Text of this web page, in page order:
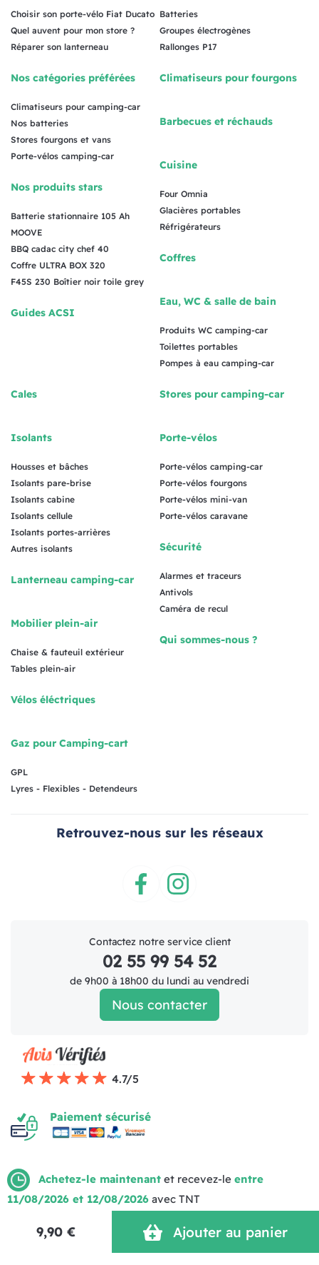
Achetez-le maintenant et recevez-le entre
11/08/2026 et 12/08/2026 avec TNT
9,90 € Ajouter au panier
Choisir son porte-vélo Fiat Ducato
Quel auvent pour mon store ?
Réparer son lanterneau
Nos catégories préférées
Climatiseurs pour camping-car
Nos batteries
Stores fourgons et vans
Porte-vélos camping-car
Nos produits stars
Batterie stationnaire 105 Ah
MOOVE
BBQ cadac city chef 40
Coffre ULTRA BOX 320
F45S 230 Boîtier noir toile grey
Guides ACSI
Batteries
Groupes électrogènes
Rallonges P17
Climatiseurs pour fourgons
Barbecues et réchauds
Cuisine
Four Omnia
Glacières portables
Réfrigérateurs
Coffres
Eau, WC & salle de bain
Produits WC camping-car
Toilettes portables
Pompes à eau camping-car
Cales
Isolants
Housses et bâches
Isolants pare-brise
Isolants cabine
Isolants cellule
Isolants portes-arrières
Autres isolants
Lanterneau camping-car
Mobilier plein-air
Chaise & fauteuil extérieur
Tables plein-air
Vélos éléctriques
Gaz pour Camping-cart
GPL
Lyres - Flexibles - Detendeurs
Stores pour camping-car
Porte-vélos
Porte-vélos camping-car
Porte-vélos fourgons
Porte-vélos mini-van
Porte-vélos caravane
Sécurité
Alarmes et traceurs
Antivols
Caméra de recul
Qui sommes-nous ?
Retrouvez-nous sur les réseaux
Contactez notre service client
02 55 99 54 52
de 9h00 à 18h00 du lundi au vendredi
Nous contacter
4.7/5
Paiement sécurisé
Mentions légales Politique de livraison
Politique de Confidentialité Réalisation MOTION4EVER